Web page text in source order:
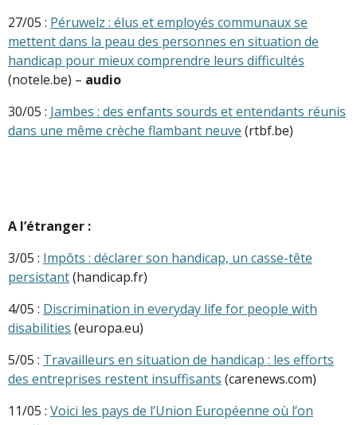
27/05 : Péruwelz : élus et employés communaux se
mettent dans la peau des personnes en situation de
handicap pour mieux comprendre leurs difficultés
(notele.be) – audio
30/05 : Jambes : des enfants sourds et entendants réunis
dans une même crèche flambant neuve (rtbf.be)
A l’étranger :
3/05 : Impôts : déclarer son handicap, un casse-tête
persistant(handicap.fr)
4/05 : Discrimination in everyday life for people with
disabilities (europa.eu)
5/05 : Travailleurs en situation de handicap : les efforts
des entreprises restent insuffisants (carenews.com)
11/05 : Voici les pays de l’Union Européenne où l’on